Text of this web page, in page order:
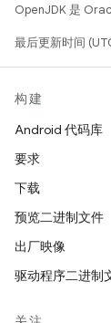
OpenJDK 是
最后更新时间
构建
Android 代码库
要求
下载
预览二进制文件
出厂映像
驱动程序二进制